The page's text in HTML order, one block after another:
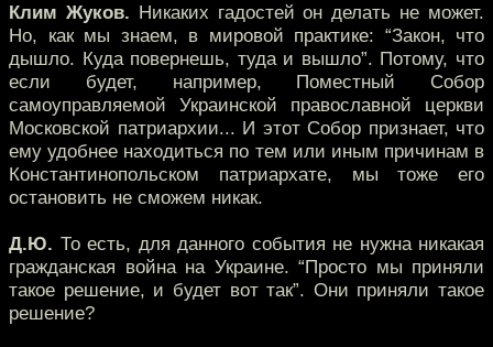
Клим Жуков. Никаких гадостей он делать не может.
Но, как мы знаем, в мировой практике: “Закон, что
дышло. Куда повернешь, туда и вышло”. Потому, что
если будет, например, Поместный Собор
самоуправляемой Украинской православной церкви
Московской патриархии... И этот Собор признает, что
ему удобнее находиться по тем или иным причинам в
Константинопольском патриархате, мы тоже его
остановить не сможем никак.
Д.Ю. То есть, для данного события не нужна никакая
гражданская война на Украине. “Просто мы приняли
такое решение, и будет вот так”. Они приняли такое
решение?